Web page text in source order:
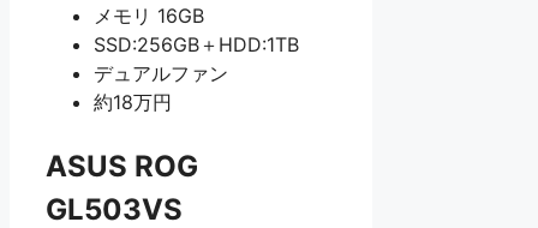
メモリ 16GB
SSD:256GB＋HDD:1TB
デュアルファン
約18万円
ASUS ROG
GL503VS